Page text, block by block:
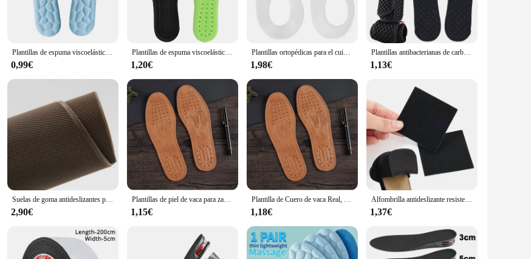
Plantillas de espuma viscoelástica para masaje, cojín transpirable para pies, ortopédico, almohadillas para el cuidado de los zapatos, 1 par
0,99€
Plantillas de espuma viscoelástica suave para hombre y mujer, plantilla ortopédica de malla transpirable para el cuidado de los pies, soporte deportivo para correr
1,20€
Plantillas ortopédicas para el cuidado de los pies, almohadilla de suela plana para la salud del pie, inserto de arco, soporte para el cuidado de los pies, Unisex, deportes, correr, 1 par
1,98€
Plantillas antibacterianas de carbón de bambú para zapatos, planta desodorante para correr, plantilla deportiva para pies, suela gruesa con absorción de golpes
1,13€
Suelas de goma antideslizantes para zapatos, almohadillas usables antideslizantes, parches de reparación de suela, pegatinas reemplazables para hombres y mujeres, Color puro
2,90€
Plantillas de piel de vaca para zapatos de hombre, suela plana de piel auténtica, desodorante, informal, cómoda, 1 par
1,15€
Plantilla de Cuero de vaca Real, zapatos de cuero, botas, inserciones de zapatos, desodorante suave y transpirable, plantilla antideslizante, plantillas absorbentes de golpes
1,18€
Alfombrilla antideslizante resistente al desgaste para zapatos, Pegatina autoadhesiva para antepié, tacón alto, Protector de suela, almohadillas de goma, cojín, 2/10 piezas
1,37€